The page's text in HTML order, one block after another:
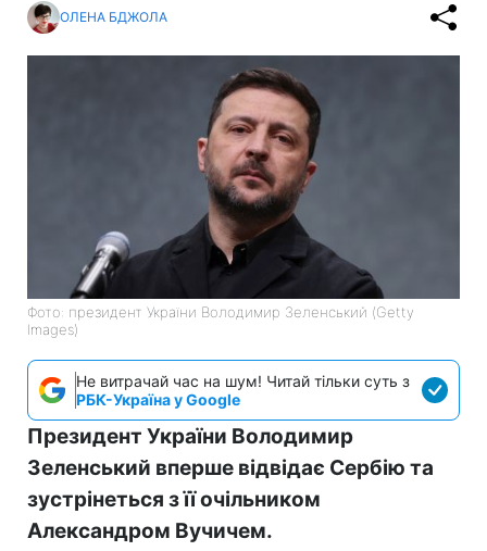
ОЛЕНА БДЖОЛА
Фото: президент України Володимир Зеленський (Getty
Images)
Не витрачай час на шум! Читай тільки суть з
РБК-Україна у Google
Президент України Володимир
Зеленський вперше відвідає Сербію та
зустрінеться з її очільником
Александром Вучичем.